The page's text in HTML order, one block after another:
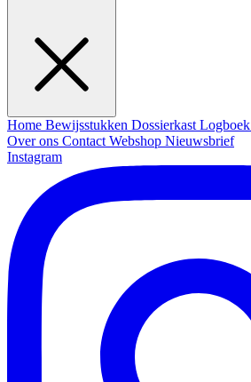
Home Bewijsstukken Dossierkast Logboek
Over ons Contact Webshop Nieuwsbrief
Instagram